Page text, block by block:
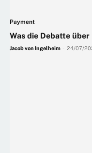
Payment
Was die Debatte
Jacob von Ingelheim 24/07/